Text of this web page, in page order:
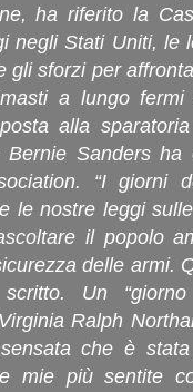
ha riferito la
negli Stati Uniti, le
gli sforzi per
a lungo
alla
Sanders ha
“I giorni
le nostre leggi
il popolo
delle armi.
Un
Ralph
che è
mie più sentite